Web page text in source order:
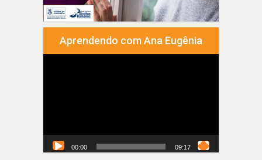
Aprendendo com Ana Eugênia
00:00 09:17